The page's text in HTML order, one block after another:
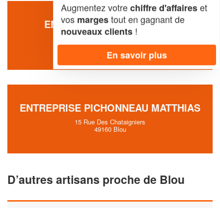
ENTREPRISE ROGER CYRIL
22 Route De Vernantes
49160 Blou
ENTREPRISE PICHONNEAU MATTHIAS
15 Rue Des Chataigniers
49160 Blou
D’autres artisans proche de Blou
Augmentez votrechiffre d'affaireset
vos margestout en gagnant de
nouveaux clients !
En savoir plus